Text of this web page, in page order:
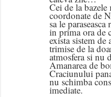
Cei de la
coordonate de
sa le
in prima ora
exista sistem de
trimise de la
atmosfera si nu
Amanarea de
Craciunului
nu schimba
imediate.